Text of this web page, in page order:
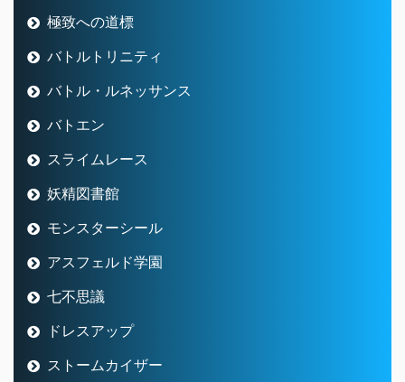
極致への道標
バトルトリニティ
バトル・ルネッサンス
バトエン
スライムレース
妖精図書館
モンスターシール
アスフェルド学園
七不思議
ドレスアップ
ストームカイザー